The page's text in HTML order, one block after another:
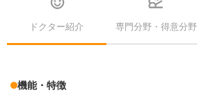
ドクター紹介 専門分野・得意分野
機能・特徴